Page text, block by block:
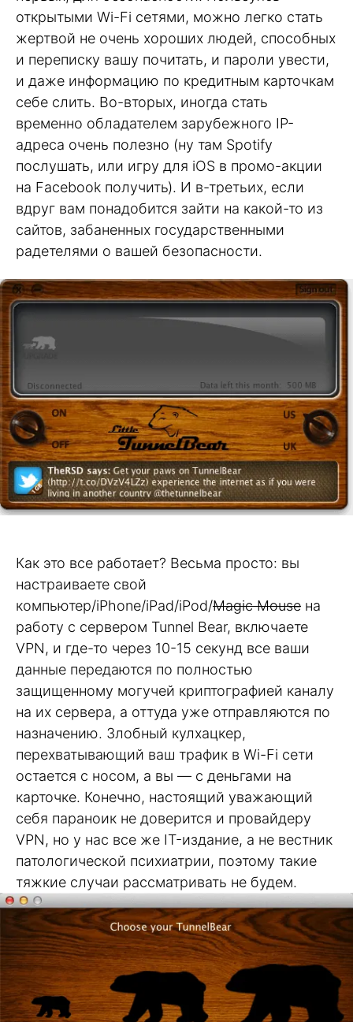
открытыми Wi-Fi сетями, можно легко стать
жертвой не очень хороших людей, способных
и переписку вашу почитать, и пароли увести,
и даже информацию по кредитным карточкам
себе слить. Во-вторых, иногда стать
временно обладателем зарубежного IP-
адреса очень полезно (ну там Spotify
послушать, или игру для iOS в промо-акции
на Facebook получить). И в-третьих, если
вдруг вам понадобится зайти на какой-то из
сайтов, забаненных государственными
радетелями о вашей безопасности.
Как это все работает? Весьма просто: вы
настраиваете свой
компьютер/iPhone/iPad/iPod/Magic Mouse на
работу с сервером Tunnel Bear, включаете
VPN, и где-то через 10-15 секунд все ваши
данные передаются по полностью
защищенному могучей криптографией каналу
на их сервера, а оттуда уже отправляются по
назначению. Злобный кулхацкер,
перехватывающий ваш трафик в Wi-Fi сети
остается с носом, а вы — с деньгами на
карточке. Конечно, настоящий уважающий
себя параноик не доверится и провайдеру
VPN, но у нас все же IT-издание, а не вестник
патологической психиатрии, поэтому такие
тяжкие случаи рассматривать не будем.